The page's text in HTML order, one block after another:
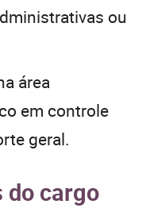
ou
área
em controle
geral.
do cargo